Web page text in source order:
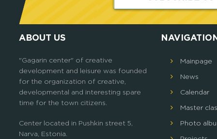
ABOUT US
"Gagarin center" of creative
development and leisure was founded
for the organization of creative,
developmental and interesting spare
time for the town citizens.
Center located in Pushkin street 5,
Narva, Estonia.
Mainpage
News
Calendar
Master
Photo